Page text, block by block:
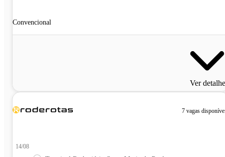
Convencional
Ver
7 vagas
14/08